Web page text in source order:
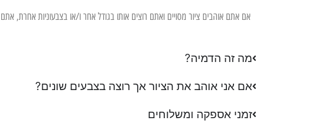
אם אתם אוהבים ציור מסויים ואתם רוצים אותו בגודל אחר ו/או בצבעוניות אחרת,
מה זה הדמיה?
אם אני אוהב את הציור אך רוצה בצבעים שונים?
זמני אספקה ומשלוחים